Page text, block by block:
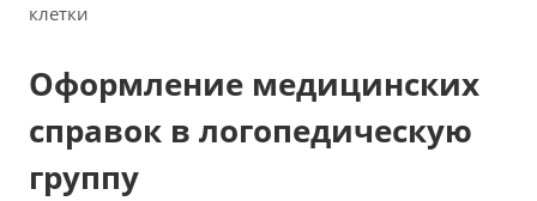
клетки
Оформление медицинских
справок в логопедическую
группу